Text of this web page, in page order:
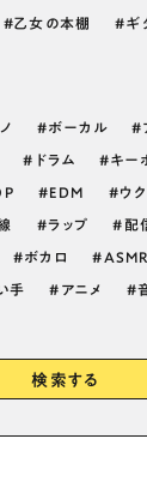
乙女の本棚 ギ
ボーカル
ドラム キー
EDM ウ
ラップ 配
ボカロ ASMR
手 アニメ
検索する